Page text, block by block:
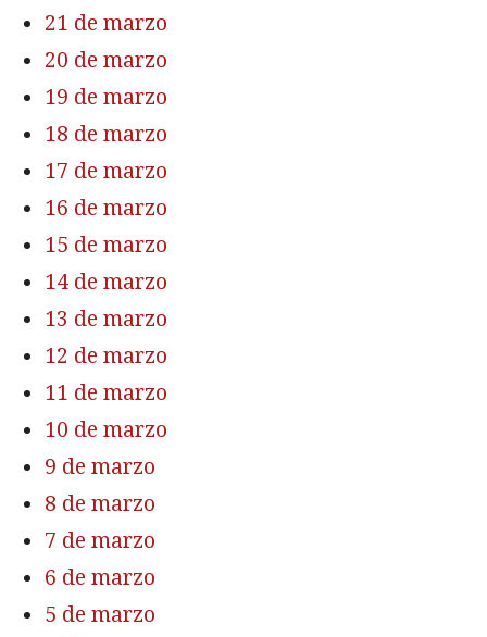
21 de marzo
20 de marzo
19 de marzo
18 de marzo
17 de marzo
16 de marzo
15 de marzo
14 de marzo
13 de marzo
12 de marzo
11 de marzo
10 de marzo
9 de marzo
8 de marzo
7 de marzo
6 de marzo
5 de marzo